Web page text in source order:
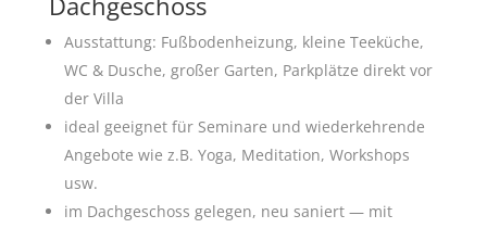
Ausstattung: Fußbodenheizung, kleine Teeküche,
WC & Dusche, großer Garten, Parkplätze direkt vor
der Villa
ideal geeignet für Seminare und wiederkehrende
Angebote wie z.B. Yoga, Meditation, Workshops
usw.
im Dachgeschoss gelegen, neu saniert — mit